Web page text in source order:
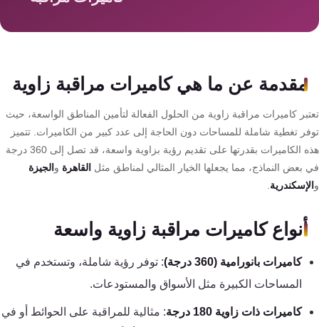
مقدمة عن ما هي كاميرات مراقبة زاوية
كاميرات مراقبة زاوية من الحلول الفعالة لتأمين المناطق الواسعة، حيث
تغطية شاملة للمساحات دون الحاجة إلى عدد كبير من الكاميرات. تتميز
هذه الكاميرات بقدرتها على تقديم رؤية بزاوية واسعة، قد تصل إلى 360 درجة
بعض النماذج، مما يجعلها الخيار المثالي لمناطق مثلالقاهرةو الجيزة
.
أنواع كاميرات مراقبة زاوية واسعة
كاميرات بانورامية (360 درجة)
: توفر رؤية شاملة، وتستخدم في
المساحات الكبيرة مثل الأسواق والمستودعات.
كاميرات ذات زاوية 180 درجة
: مثالية للمراقبة على الحوائط أو في
هوم
سيستم
حلول
أمنية
للشركات
والمصانع
جهاز
بصمة
الحضور
والانصراف